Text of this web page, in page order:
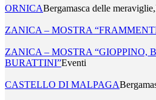
ORNICABergamasca delle
ZANICA – MOSTRA
ZANICA – MOSTRA “GIOPPINO,
BURATTINI”Eventi
CASTELLO DI MALPAGA